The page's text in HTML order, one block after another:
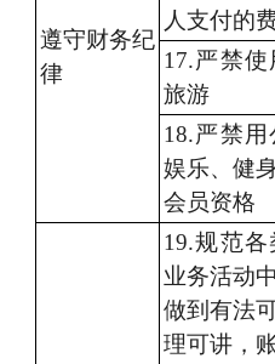
遵守财务纪
律
人支付的
17.严禁使
旅游
18.严禁
娱乐、健
会员资格
19.规范各
业务活动
做到有法
理可讲 ，